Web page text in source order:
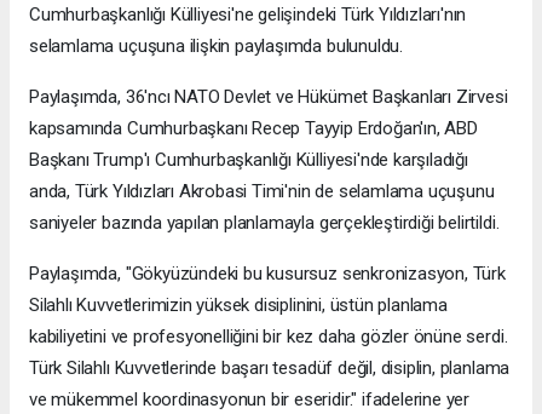
Cumhurbaşkanlığı Külliyesi'ne gelişindeki Türk Yıldızları'nın
selamlama uçuşuna ilişkin paylaşımda bulunuldu.
Paylaşımda, 36'ncı NATO Devlet ve Hükümet Başkanları Zirvesi
kapsamında Cumhurbaşkanı Recep Tayyip Erdoğan'ın, ABD
Başkanı Trump'ı Cumhurbaşkanlığı Külliyesi'nde karşıladığı
anda, Türk Yıldızları Akrobasi Timi'nin de selamlama uçuşunu
saniyeler bazında yapılan planlamayla gerçekleştirdiği belirtildi.
Paylaşımda, "Gökyüzündeki bu kusursuz senkronizasyon, Türk
Silahlı Kuvvetlerimizin yüksek disiplinini, üstün planlama
kabiliyetini ve profesyonelliğini bir kez daha gözler önüne serdi.
Türk Silahlı Kuvvetlerinde başarı tesadüf değil, disiplin, planlama
ve mükemmel koordinasyonun bir eseridir." ifadelerine yer